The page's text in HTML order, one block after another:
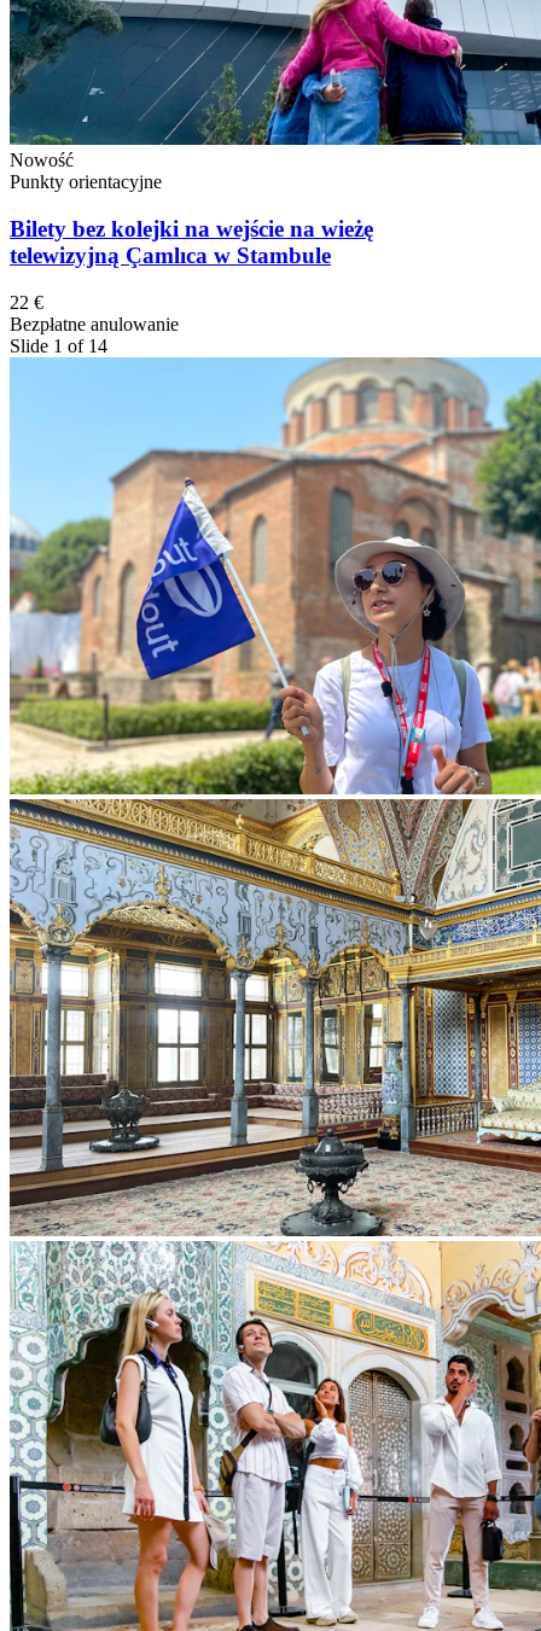
Nowość
Punkty orientacyjne
Bilety bez kolejki na wejście na wieżę
telewizyjną Çamlıca w Stambule
22 €
Bezpłatne anulowanie
Slide 1 of 14